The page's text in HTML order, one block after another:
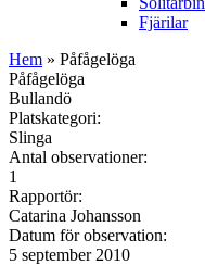
Fjärilar
Hem » Påfågelöga
Påfågelöga
Bullandö
Platskategori:
Slinga
Antal observationer:
1
Rapportör:
Catarina Johansson
Datum för observation:
5 september 2010